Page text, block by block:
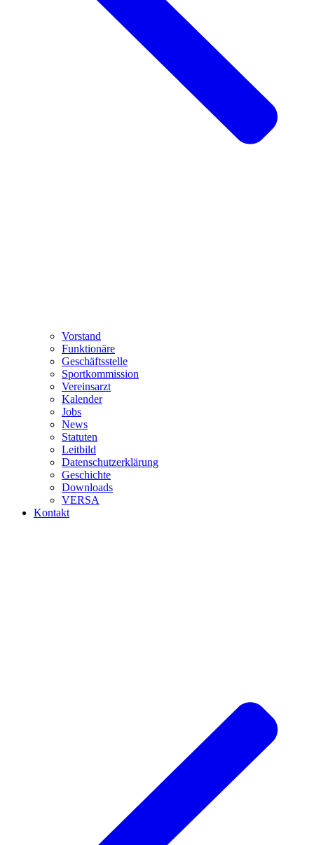
Vorstand
Funktionäre
Geschäftsstelle
Sportkommission
Vereinsarzt
Kalender
Jobs
News
Statuten
Leitbild
Datenschutzerklärung
Geschichte
Downloads
VERSA
Kontakt